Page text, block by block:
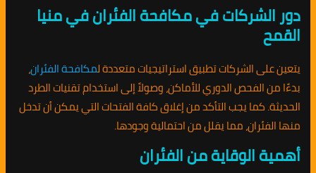
دور الشركات في مكافحة الفئران في منيا
القمح
يتعين على الشركات تطبيق استراتيجيات متعددة لمكافحة الفئران،
بدءًا من الفحص الدوري للأماكن، وصولاً إلى استخدام تقنيات الطرد
الحديثة. كما يجب التأكد من إغلاق كافة الفتحات التي يمكن أن تدخل
منها الفئران، مما يقلل من احتمالية وجودها.
أهمية الوقاية من الفئران